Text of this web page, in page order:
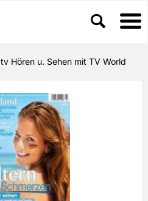
tv Hören u. Sehen mit TV World